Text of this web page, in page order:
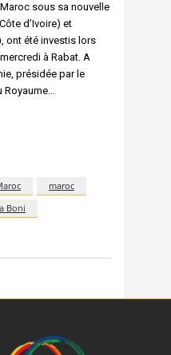
sous sa nouvelle
d’Ivoire) et
ont été investis lors
à Rabat. A
présidée par le
Royaume
maroc
Boni